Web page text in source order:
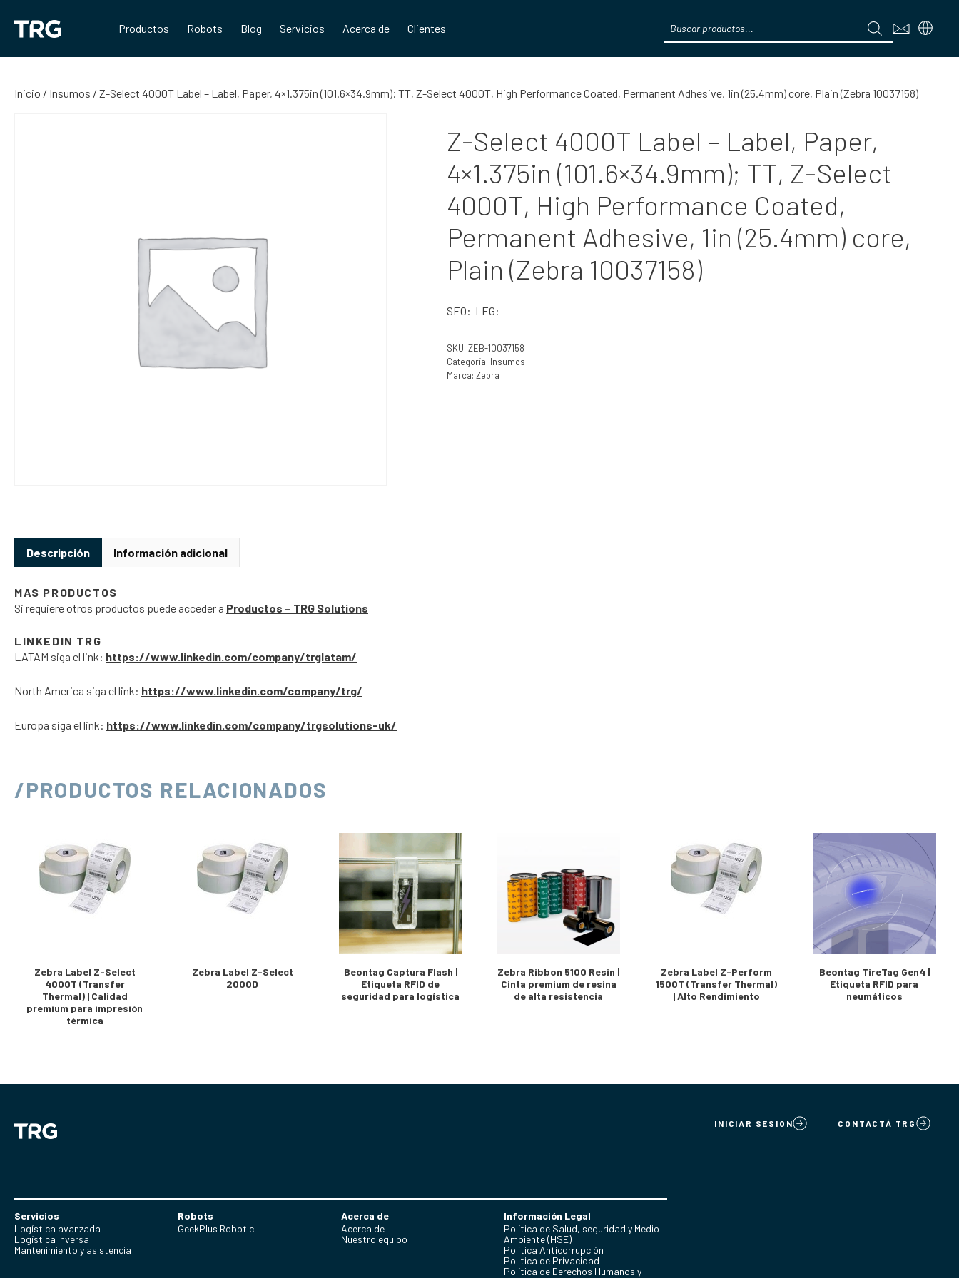
contenido
Productos Robots Blog Servicios Acerca de Clientes
search
Inicio / Insumos / Z-Select 4000T Label – Label, Paper, 4×1.375in (101.6×34.9mm); TT, Z-Select 4000T, High Performance Coated, Permanent Adhesive, 1in (25.4mm) core, Plain (Zebra 10037158)
Z-Select 4000T Label – Label, Paper,
4×1.375in (101.6×34.9mm); TT, Z-Select
4000T, High Performance Coated,
Permanent Adhesive, 1in (25.4mm) core,
Plain (Zebra 10037158)
SEO:-LEG:
SKU: ZEB-10037158
Categoría: Insumos
Marca: Zebra
Descripción Información adicional
MAS PRODUCTOS
Si requiere otros productos puede acceder a Productos – TRG Solutions
LINKEDIN TRG
LATAM siga el link: https://www.linkedin.com/company/trglatam/
North America siga el link: https://www.linkedin.com/company/trg/
Europa siga el link: https://www.linkedin.com/company/trgsolutions-uk/
/PRODUCTOS RELACIONADOS
Zebra Label Z-Select
4000T (Transfer
Thermal) | Calidad
premium para impresión
térmica
Zebra Label Z-Select
2000D
Beontag Captura Flash |
Etiqueta RFID de
seguridad para logística
Zebra Ribbon 5100 Resin |
Cinta premium de resina
de alta resistencia
Zebra Label Z-Perform
1500T (Transfer Thermal)
| Alto Rendimiento
Beontag TireTag Gen4 |
Etiqueta RFID para
neumáticos
INICIAR SESION CONTACTÁ TRG
Servicios
Logística avanzada
Logística inversa
Mantenimiento y asistencia
Robots
GeekPlus Robotic
Acerca de
Acerca de
Nuestro equipo
Información Legal
Política de Salud, seguridad y Medio
Ambiente (HSE)
Política Anticorrupción
Politica de Privacidad
Política de Derechos Humanos y